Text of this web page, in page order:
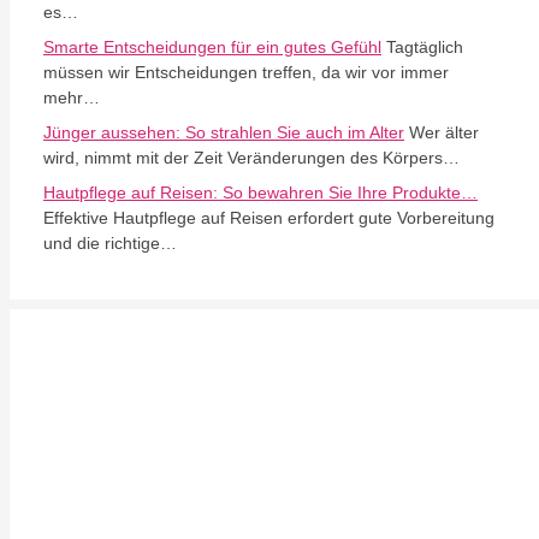
es…
Smarte Entscheidungen für ein gutes Gefühl Tagtäglich
müssen wir Entscheidungen treffen, da wir vor immer
mehr…
Jünger aussehen: So strahlen Sie auch im Alter Wer älter
wird, nimmt mit der Zeit Veränderungen des Körpers…
Hautpflege auf Reisen: So bewahren Sie Ihre Produkte…
Effektive Hautpflege auf Reisen erfordert gute Vorbereitung
und die richtige…